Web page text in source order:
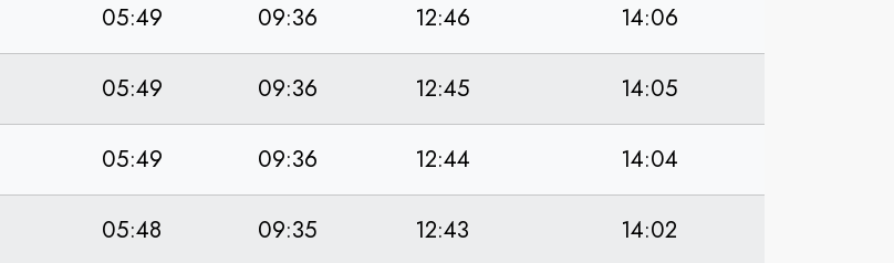
05:49 09:36 12:46 14:06
05:49 09:36 12:45 14:05
05:49 09:36 12:44 14:04
05:48 09:35 12:43 14:02